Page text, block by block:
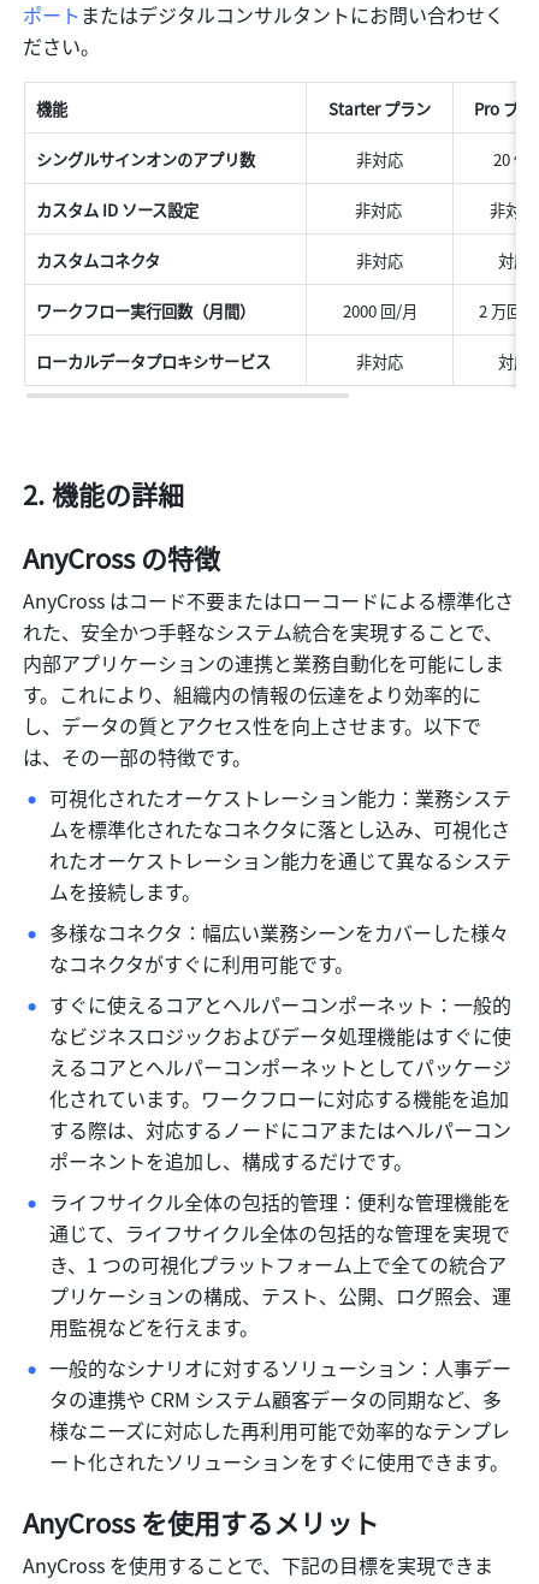
ポート またはデジタルコンサルタントにお問い合わせく
ださい。
機能 Starter プラン Pro プ
シングルサインオンのアプリ数 非対応 20 個
カスタム ID ソース設定 非対応 非対応
カスタムコネクタ 非対応 対応
ワークフロー実行回数（月間） 2000 回/月 2 万回/
ローカルデータプロキシサービス 非対応 対応
機能の詳細
AnyCross の特徴
AnyCross はコード不要またはローコードによる標準化さ
れた、安全かつ手軽なシステム統合を実現することで、
内部アプリケーションの連携と業務自動化を可能にしま
す。これにより、組織内の情報の伝達をより効率的に
し、データの質とアクセス性を向上させます。以下で
は、その一部の特徴です。
可視化されたオーケストレーション能力：業務システ
ムを標準化されたなコネクタに落とし込み、可視化さ
れたオーケストレーション能力を通じて異なるシステ
ムを接続します。
多様なコネクタ：幅広い業務シーンをカバーした様々
なコネクタがすぐに利用可能です。
すぐに使えるコアとヘルパーコンポーネット：一般的
なビジネスロジックおよびデータ処理機能はすぐに使
えるコアとヘルパーコンポーネットとしてパッケージ
化されています。ワークフローに対応する機能を追加
する際は、対応するノードにコアまたはヘルパーコン
ポーネントを追加し、構成するだけです。
ライフサイクル全体の包括的管理：便利な管理機能を
通じて、ライフサイクル全体の包括的な管理を実現で
き、1 つの可視化プラットフォーム上で全ての統合ア
プリケーションの構成、テスト、公開、ログ照会、運
用監視などを行えます。
一般的なシナリオに対するソリューション：人事デー
タの連携や CRM システム顧客データの同期など、多
様なニーズに対応した再利用可能で効率的なテンプレ
ート化されたソリューションをすぐに使用できます。
AnyCross を使用するメリット
AnyCross を使用することで、下記の目標を実現できま